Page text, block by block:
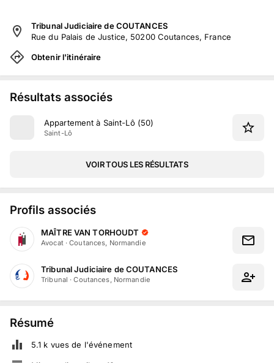
Tribunal Judiciaire de COUTANCES
Rue du Palais de Justice, 50200 Coutances, France
Obtenir l'itinéraire
Résultats associés
Appartement à Saint-Lô (50)
Saint-Lô
VOIR TOUS LES RÉSULTATS
Profils associés
MAÎTRE VAN TORHOUDT
Avocat·Coutances, Normandie
Tribunal Judiciaire de COUTANCES
Tribunal ·Coutances, Normandie
Résumé
5.1 k vues de l'événement